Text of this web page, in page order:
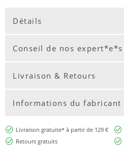
Détails
Conseil de nos expert*e*s
Livraison & Retours
Informations du fabricant
Livraison gratuite* à partir de 129 €
Retours gratuits